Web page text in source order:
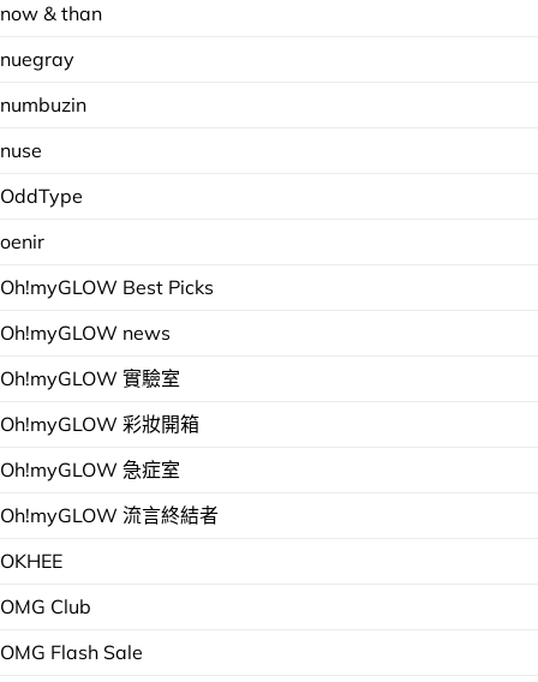
now & than
nuegray
numbuzin
nuse
OddType
oenir
Oh!myGLOW Best Picks
Oh!myGLOW news
Oh!myGLOW 實驗室
Oh!myGLOW 彩妝開箱
Oh!myGLOW 急症室
Oh!myGLOW 流言終結者
OKHEE
OMG Club
OMG Flash Sale